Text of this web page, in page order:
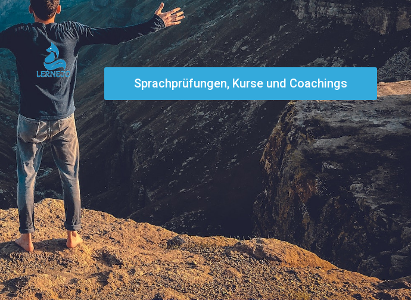
Sprachprüfungen, Kurse und Coachings